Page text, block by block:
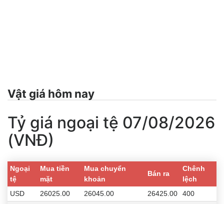
Vật giá hôm nay
Tỷ giá ngoại tệ 07/08/2026
(VNĐ)
Ngoại
tệ
Mua tiền
mặt
Mua chuyển
khoản
Bán ra
Chênh
lệch
USD
26025.00 26045.00 26425.00
400